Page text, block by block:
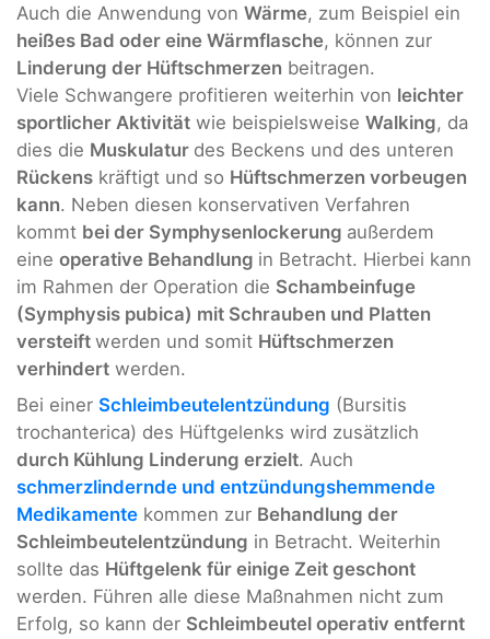
Auch die Anwendung von Wärme, zum Beispiel ein
heißes Bad oder eine Wärmflasche, können zur
Linderung der Hüftschmerzen beitragen.
Viele Schwangere profitieren weiterhin von leichter
sportlicher Aktivität wie beispielsweise Walking, da
dies die Muskulatur des Beckens und des unteren
Rückens kräftigt und so Hüftschmerzen vorbeugen
kann. Neben diesen konservativen Verfahren
kommt bei der Symphysenlockerung außerdem
eine operative Behandlung in Betracht. Hierbei kann
im Rahmen der Operation die Schambeinfuge
(Symphysis pubica) mit Schrauben und Platten
versteift werden und somit Hüftschmerzen
verhindert werden.
Bei einer Schleimbeutelentzündung (Bursitis
trochanterica) des Hüftgelenks wird zusätzlich
durch Kühlung Linderung erzielt. Auch
schmerzlindernde und entzündungshemmende
Medikamente kommen zur Behandlung der
Schleimbeutelentzündung in Betracht. Weiterhin
sollte das Hüftgelenk für einige Zeit geschont
werden. Führen alle diese Maßnahmen nicht zum
Erfolg, so kann der Schleimbeutel operativ entfernt